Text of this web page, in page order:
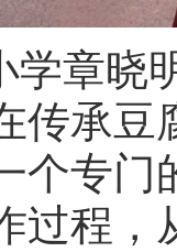
学章晓
传承
个专门
过程，